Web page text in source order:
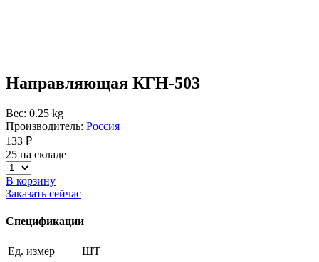
Направляющая КГН-503
Вес: 0.25 kg
Производитель: Россия
133 ₽
25 на складе
В корзину
Заказать сейчас
Спецификации
Ед. измер
ШТ